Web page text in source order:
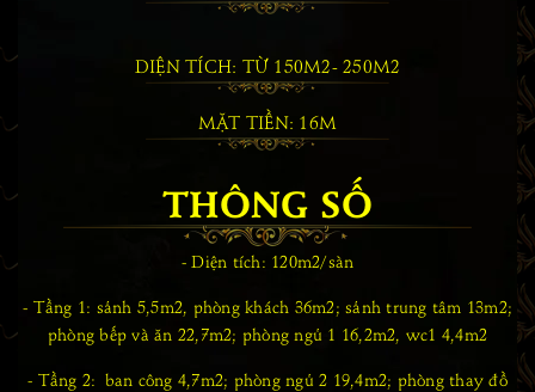
DIỆN TÍCH: TỪ 150M2- 250M2
MẶT TIỀN: 16M
THÔNG SỐ
- Diện tích: 120m2/sàn
- Tầng 1: sảnh 5,5m2, phòng khách 36m2; sảnh trung tâm 13m2;
phòng bếp và ăn 22,7m2; phòng ngủ 1 16,2m2, wc1 4,4m2
- Tầng 2: ban công 4,7m2; phòng ngủ 2 19,4m2; phòng thay đồ